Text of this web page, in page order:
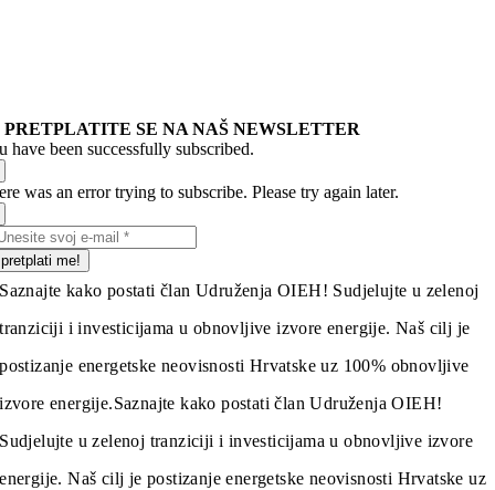
PRETPLATITE SE NA NAŠ NEWSLETTER
have been successfully subscribed.
was an error trying to subscribe. Please try again later.
pretplati me!
Saznajte kako postati član Udruženja OIEH! Sudjelujte u zelenoj
tranziciji i investicijama u obnovljive izvore energije. Naš cilj je
postizanje energetske neovisnosti Hrvatske uz 100% obnovljive
izvore energije.Saznajte kako postati član Udruženja OIEH!
Sudjelujte u zelenoj tranziciji i investicijama u obnovljive izvore
energije. Naš cilj je postizanje energetske neovisnosti Hrvatske uz